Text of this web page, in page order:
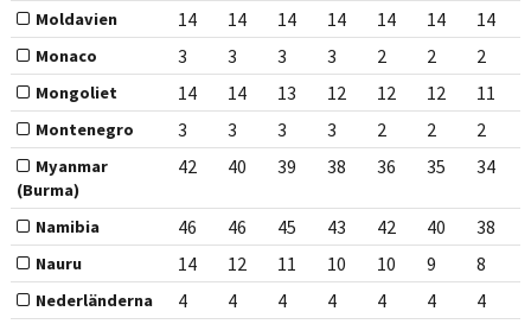
Moldavien 14 14 14 14 14 14 14
Monaco 3 3 3 3 2 2 2
Mongoliet 14 14 13 12 12 12 11
Montenegro 3 3 3 3 2 2 2
Myanmar
(Burma)
42 40 39 38 36 35 34
Namibia 46 46 45 43 42 40 38
Nauru 14 12 11 10 10 9 8
Nederländerna 4 4 4 4 4 4 4